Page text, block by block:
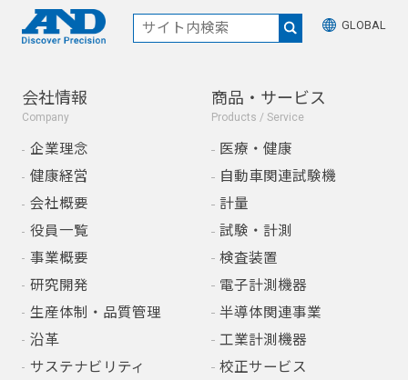
GLOBAL
会社情報
Company
企業理念
健康経営
会社概要
役員一覧
事業概要
研究開発
生産体制・品質管理
沿革
サステナビリティ
商品・サービス
Products / Service
医療・健康
自動車関連試験機
計量
試験・計測
検査装置
電子計測機器
半導体関連事業
工業計測機器
校正サービス